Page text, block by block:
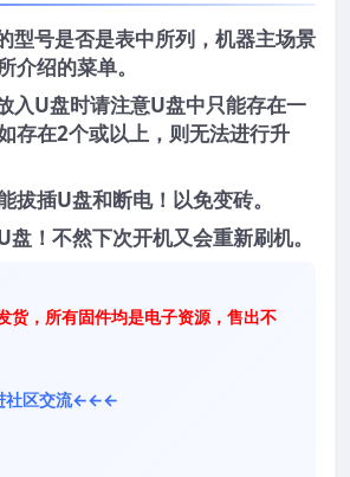
型号是否是表中所列，机器主场景
介绍的菜单。
入U盘时请注意U盘中只能存在一
存在2个或以上，则无法进行升
拔插U盘和断电！以免变砖。
！不然下次开机又会重新刷机。
货，所有固件均是电子资源，售出不
社区交流←←←